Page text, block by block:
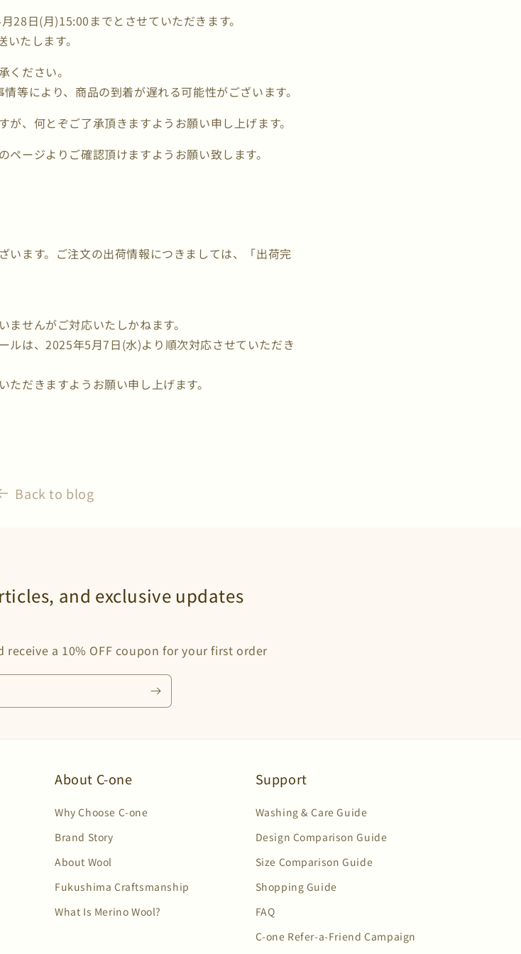
28日(月)15:00までとさせていただきます。
たします。
ください。
等により、商品の到着が遅れる可能性がございます。
、何とぞご了承頂きますようお願い申し上げます。
ージよりご確認頂けますようお願い致します。
ます。ご注文の出荷情報につきましては、「出荷完
せんがご対応いたしかねます。
ルは、2025年5月7日(水)より順次対応させていただき
だきますようお願い申し上げます。
Back to blog
and exclusive updates
a 10% OFF coupon for your first order
About C-one
Why Choose C-one
Brand Story
About Wool
Fukushima Craftsmanship
What Is Merino Wool?
Support
Washing & Care Guide
Design Comparison Guide
Size Comparison Guide
Shopping Guide
FAQ
C-one Refer-a-Friend Campaign